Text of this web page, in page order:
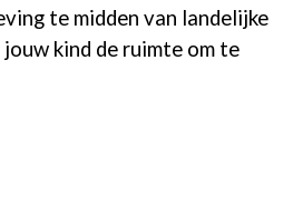
te midden van landelijke
kind de ruimte om te